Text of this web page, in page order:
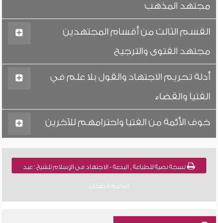
مجتهد المذهب
القسم الثالث من أقسام المجتهدين
مجتهد الفتوى والترجيح
أدلة تحريم الاجتهاد والقول بلا علم في
الفتيا والقضاء
خوف الأئمة من الفتيا واحترامهم للآخرين
نسخة نصية للطباعة , البدعة - الاجتهاد في الإسلام للشيخ : عبد
الرحيم الطحان